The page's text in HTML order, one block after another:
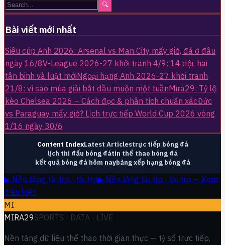
🔍
Bài viết mới nhất
Siêu cúp Anh 2026: Arsenal vs Man City mấy giờ, đá ở đâu
ngày 16/8V-League 2026-27 khởi tranh 4/9: 14 đội, hai
tân binh và luật mớiNgoại hạng Anh 2026-27 khởi tranh
21/8: vì sao mùa giải bắt đầu muộn một tuầnMira29: Tỷ lệ
kèo Chelsea 2026 – Cách đọc & phân tích chuẩn xácĐức
vs Paraguay mấy giờ? Lịch trực tiếp World Cup 2026 vòng
1/16 ngày 30/6
Content IndexLatest Articlestrực tiếp bóng đá
lịch thi đấu bóng đátin thể thao bóng đá
kết quả bóng đá hôm naybảng xếp hạng bóng đá
▶ Nền tảng tài trợ · tài trợ▶ Nền tảng tài trợ · tài trợ — Xem
điều kiện
MI
MIRA29SPORTS · DATA · LIVE
Nền tảng dữ liệu thể thao thời gian thực — tỷ số trực tiếp,